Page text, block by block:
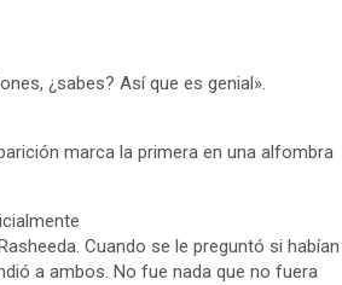
¿sabes? Así que es genial».
marca la primera en una alfombra
Cuando se le preguntó si habían
a ambos. No fue nada que no fuera